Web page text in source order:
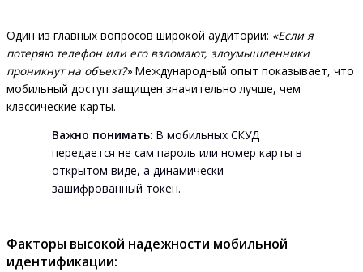
Один из главных вопросов широкой аудитории: «Если я
потеряю телефон или его взломают, злоумышленники
проникнут на объект?» Международный опыт показывает, что
мобильный доступ защищен значительно лучше, чем
классические карты.
Важно понимать: В мобильных СКУД
передается не сам пароль или номер карты в
открытом виде, а динамически
зашифрованный токен.
Факторы высокой надежности мобильной
идентификации: